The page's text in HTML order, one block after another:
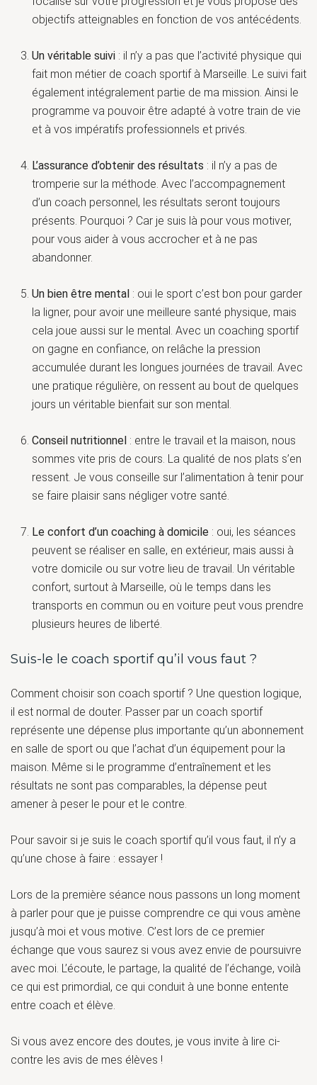
objectifs atteignables en fonction de vos antécédents.
Un véritable suivi : il n’y a pas que l’activité physique qui
fait mon métier de coach sportif à Marseille. Le suivi fait
également intégralement partie de ma mission. Ainsi le
programme va pouvoir être adapté à votre train de vie
et à vos impératifs professionnels et privés.
L’assurance d’obtenir des résultats : il n’y a pas de
tromperie sur la méthode. Avec l’accompagnement
d’un coach personnel, les résultats seront toujours
présents. Pourquoi ? Car je suis là pour vous motiver,
pour vous aider à vous accrocher et à ne pas
abandonner.
Un bien être mental : oui le sport c’est bon pour garder
la ligner, pour avoir une meilleure santé physique, mais
cela joue aussi sur le mental. Avec un coaching sportif
on gagne en confiance, on relâche la pression
accumulée durant les longues journées de travail. Avec
une pratique régulière, on ressent au bout de quelques
jours un véritable bienfait sur son mental.
Conseil nutritionnel : entre le travail et la maison, nous
sommes vite pris de cours. La qualité de nos plats s’en
ressent. Je vous conseille sur l’alimentation à tenir pour
se faire plaisir sans négliger votre santé.
Le confort d’un coaching à domicile : oui, les séances
peuvent se réaliser en salle, en extérieur, mais aussi à
votre domicile ou sur votre lieu de travail. Un véritable
confort, surtout à Marseille, où le temps dans les
transports en commun ou en voiture peut vous prendre
plusieurs heures de liberté.
Suis-le le coach sportif qu’il vous faut ?
Comment choisir son coach sportif ? Une question logique,
il est normal de douter. Passer par un coach sportif
représente une dépense plus importante qu’un abonnement
en salle de sport ou que l’achat d’un équipement pour la
maison. Même si le programme d’entraînement et les
résultats ne sont pas comparables, la dépense peut
amener à peser le pour et le contre.
Pour savoir si je suis le coach sportif qu’il vous faut, il n’y a
qu’une chose à faire : essayer !
Lors de la première séance nous passons un long moment
à parler pour que je puisse comprendre ce qui vous amène
jusqu’à moi et vous motive. C’est lors de ce premier
échange que vous saurez si vous avez envie de poursuivre
avec moi. L’écoute, le partage, la qualité de l’échange, voilà
ce qui est primordial, ce qui conduit à une bonne entente
entre coach et élève.
Si vous avez encore des doutes, je vous invite à lire ci-
contre les avis de mes élèves !